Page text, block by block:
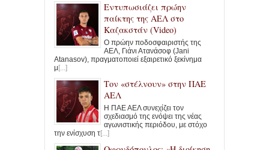
Εντυπωσιάζει πρώην
παίκτης της ΑΕΛ στο
Καζακστάν (Video)
Ο πρώην ποδοσφαιριστής της
ΑΕΛ, Γιάνι Ατανάσοφ (Jani
Atanasov), πραγματοποιεί εξαιρετικό ξεκίνημα
μ[...]
Τον «στέλνουν» στην ΠΑΕ
ΑΕΛ
Η ΠΑΕ ΑΕΛ συνεχίζει τον
σχεδιασμό της ενόψει της νέας
αγωνιστικής περιόδου, με στόχο
την ενίσχυση τ[...]